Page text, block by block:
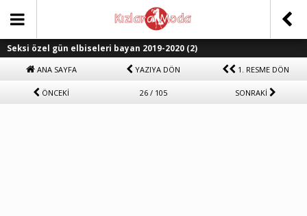
Seksi özel gün elbiseleri bayan 2019-2020 (2)
ANA SAYFA YAZIYA DÖN 1. RESME DÖN
ÖNCEKİ 26 / 105 SONRAKİ